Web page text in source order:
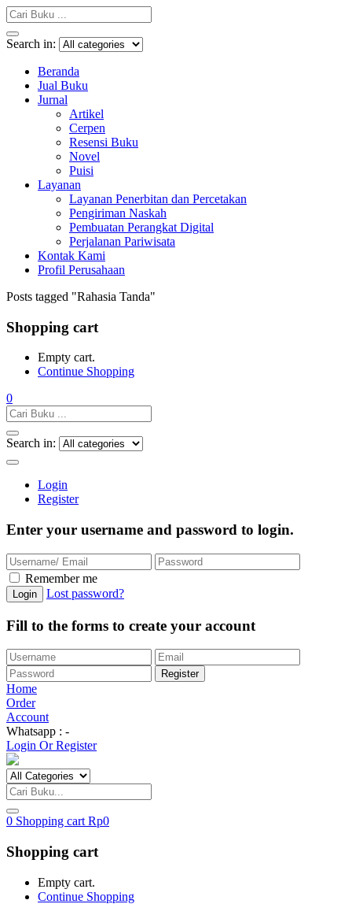
Search in:
Beranda
Jual Buku
Jurnal
Artikel
Cerpen
Resensi Buku
Novel
Puisi
Layanan
Layanan Penerbitan dan Percetakan
Pengiriman Naskah
Pembuatan Perangkat Digital
Perjalanan Pariwisata
Kontak Kami
Profil Perusahaan
Posts tagged "Rahasia Tanda"
Shopping cart
Empty cart.
Continue Shopping
0
Search in:
Login
Register
Enter your username and password to login.
Remember me
Lost password?
Fill to the forms to create your account
Home
Order
Account
Whatsapp : -
Login Or Register
0 Shopping cart Rp0
Shopping cart
Empty cart.
Continue Shopping